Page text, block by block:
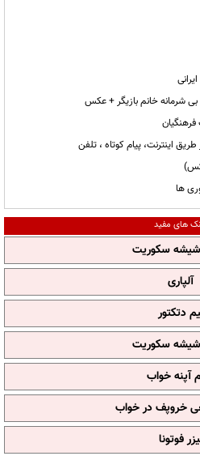
شرمانه خانم بازیگر + عکس
اینترنت، پیام کوتاه ، تلفن
ها
های مفید
سکوریت
آلپاری
دتکتور
سکوریت
آپنه خواب
خروپف در خواب
فوتونا